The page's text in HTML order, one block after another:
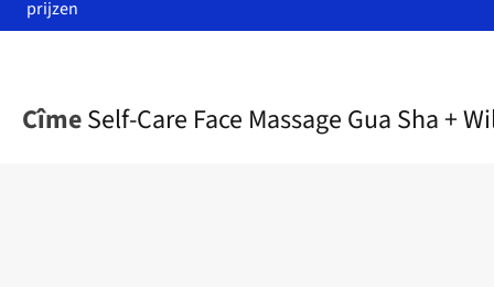
prijzen
CîmeSelf-Care Face Massage Gua Sha +